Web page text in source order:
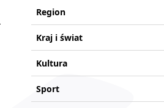
Region
Kraj i świat
Kultura
Sport